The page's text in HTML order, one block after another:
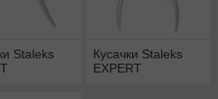
Staleks
Кусачки Staleks
EXPERT